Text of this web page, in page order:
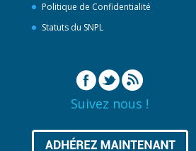
Politique de Confidentialité
Statuts du SNPL
Suivez nous !